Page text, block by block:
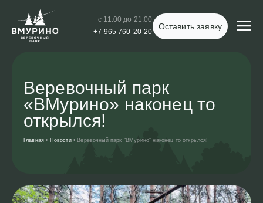
с 11:00 до 21:00
+7 965 760-20-20
Оставить заявку
Веревочный парк
«ВМурино» наконец то
открылся!
Главная • Новости• Веревочный парк “ВМурино” наконец то открылся!